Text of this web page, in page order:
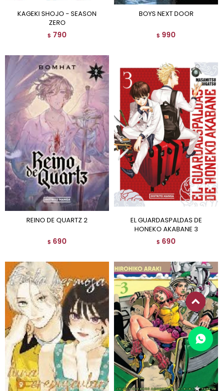
KAGEKI SHOJO - SEASON
ZERO
$ 790
BOYS NEXT DOOR
$ 990
REINO DE QUARTZ 2
$ 690
EL GUARDASPALDAS DE
HONEKO AKABANE 3
$ 690